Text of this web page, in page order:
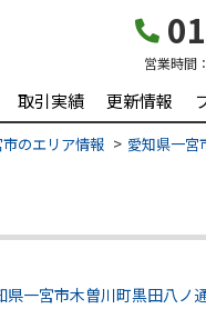
営業時間：
取引実績 更新情報
のエリア情報
愛知県一宮
県一宮市木曽川町黒田八ノ